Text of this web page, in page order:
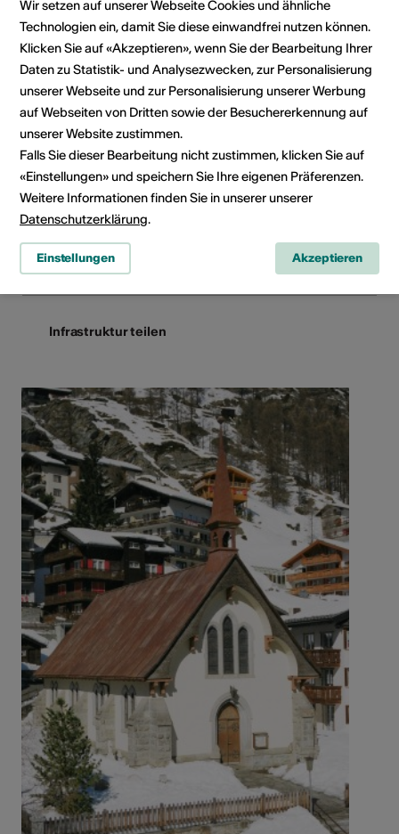
Adresse
Englische Kirche, Zermatt
Zermatt Music Festival & Academy
Postfach 5
3920 Zermatt
Telefon 021 721 13 14
Reservationen 021 721 13 42
E-Mail
Webseite
Route planen
ÖV Fahrplan
Infrastruktur teilen
Wir setzen auf unserer Webseite Cookies und ähnliche
Technologien ein, damit Sie diese einwandfrei nutzen können.
Klicken Sie auf «Akzeptieren», wenn Sie der Bearbeitung Ihrer
Daten zu Statistik- und Analysezwecken, zur Personalisierung
unserer Webseite und zur Personalisierung unserer Werbung
auf Webseiten von Dritten sowie der Besuchererkennung auf
unserer Website zustimmen.
Falls Sie dieser Bearbeitung nicht zustimmen, klicken Sie auf
«Einstellungen» und speichern Sie Ihre eigenen Präferenzen.
Weitere Informationen finden Sie in unserer unserer
Datenschutzerklärung.
Einstellungen Akzeptieren